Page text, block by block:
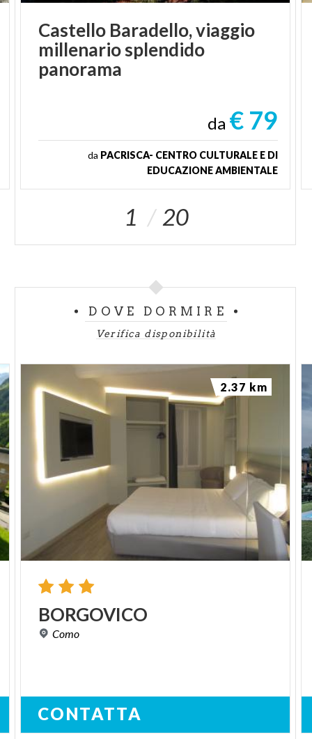
Castello Baradello, viaggio
millenario splendido
panorama
da € 79
da PACRISCA- CENTRO CULTURALE E DI
EDUCAZIONE AMBIENTALE
1 20
DOVE DORMIRE
Verifica disponibilità
BORGOVICO
Como
CONTATTA
2.37 km